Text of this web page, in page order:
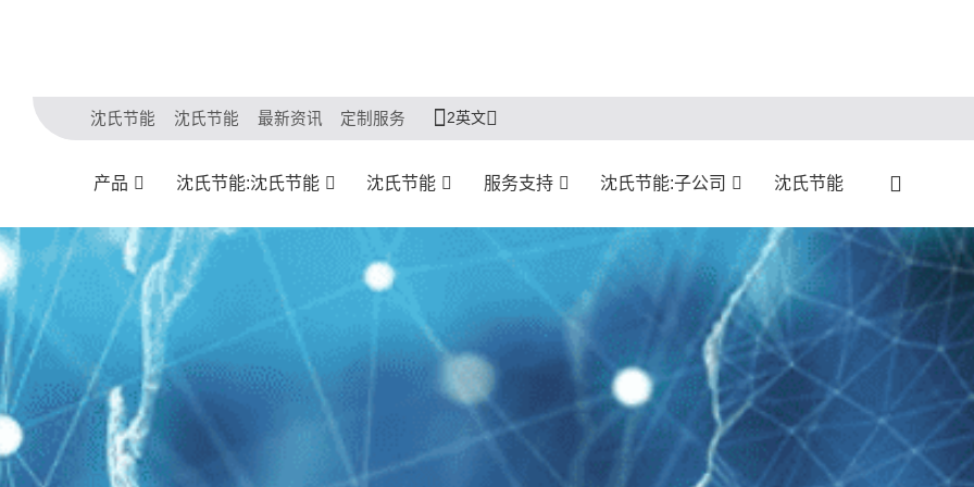
沈氏节能 沈氏节能 最新资讯 定制服务 2英文
产品 沈氏节能:沈氏节能 沈氏节能 服务支持 沈氏节能:子公司 沈氏节能